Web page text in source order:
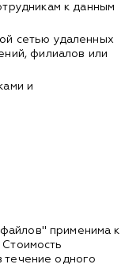
к данным
сетью удаленных
филиалов или
и
применима к
течение одного